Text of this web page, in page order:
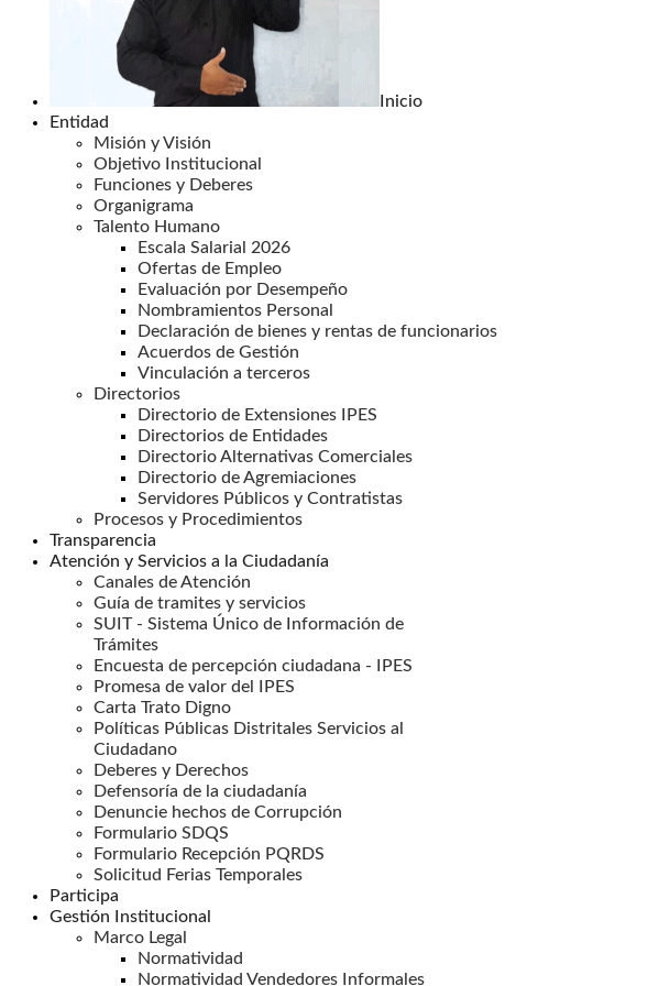
Inicio
Entidad
Misión y Visión
Objetivo Institucional
Funciones y Deberes
Organigrama
Talento Humano
Escala Salarial 2026
Ofertas de Empleo
Evaluación por Desempeño
Nombramientos Personal
Declaración de bienes y rentas de funcionarios
Acuerdos de Gestión
Vinculación a terceros
Directorios
Directorio de Extensiones IPES
Directorios de Entidades
Directorio Alternativas Comerciales
Directorio de Agremiaciones
Servidores Públicos y Contratistas
Procesos y Procedimientos
Transparencia
Atención y Servicios a la Ciudadanía
Canales de Atención
Guía de tramites y servicios
SUIT - Sistema Único de Información de
Trámites
Encuesta de percepción ciudadana - IPES
Promesa de valor del IPES
Carta Trato Digno
Políticas Públicas Distritales Servicios al
Ciudadano
Deberes y Derechos
Defensoría de la ciudadanía
Denuncie hechos de Corrupción
Formulario SDQS
Formulario Recepción PQRDS
Solicitud Ferias Temporales
Participa
Gestión Institucional
Marco Legal
Normatividad
Normatividad Vendedores Informales